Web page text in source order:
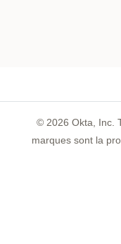
© 2026 Okta, Inc.
marques sont la